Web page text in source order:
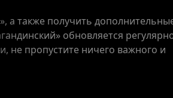
а также получить
обновляется
не пропустите ничего важного и